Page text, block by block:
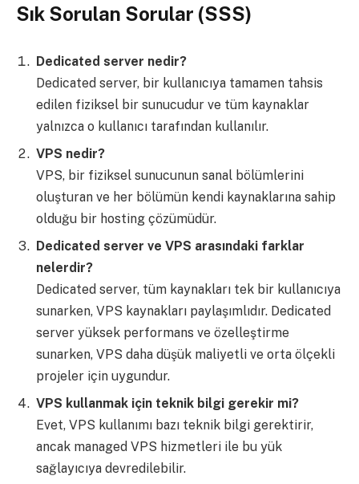
Sık Sorulan Sorular (SSS)
Dedicated server nedir?
Dedicated server, bir kullanıcıya tamamen tahsis
edilen fiziksel bir sunucudur ve tüm kaynaklar
yalnızca o kullanıcı tarafından kullanılır.
VPS nedir?
VPS, bir fiziksel sunucunun sanal bölümlerini
oluşturan ve her bölümün kendi kaynaklarına sahip
olduğu bir hosting çözümüdür.
Dedicated server ve VPS arasındaki farklar
nelerdir?
Dedicated server, tüm kaynakları tek bir kullanıcıya
sunarken, VPS kaynakları paylaşımlıdır. Dedicated
server yüksek performans ve özelleştirme
sunarken, VPS daha düşük maliyetli ve orta ölçekli
projeler için uygundur.
VPS kullanmak için teknik bilgi gerekir mi?
Evet, VPS kullanımı bazı teknik bilgi gerektirir,
ancak managed VPS hizmetleri ile bu yük
sağlayıcıya devredilebilir.